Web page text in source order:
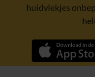
huidvlekjes